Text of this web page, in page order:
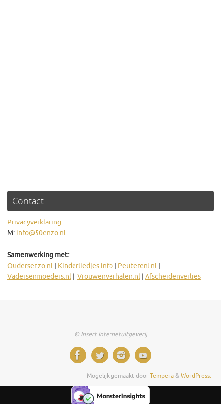
Contact
Privacyverklaring
M: info@50enzo.nl
Samenwerking met:
Oudersenzo.nl | Kinderliedjes.info | Peuterenl.nl |
Vadersenmoeders.nl | Vrouwenverhalen.nl | Afscheidenverlies
© Insert Internetuitgeverij
Mogelijk gemaakt doorTempera&WordPress.